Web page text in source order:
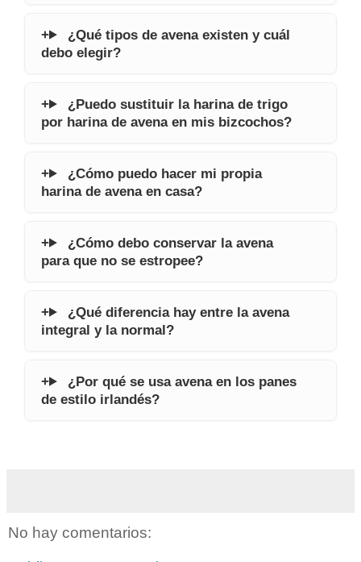
¿Qué tipos de avena existen y cuál
debo elegir?
¿Puedo sustituir la harina de trigo
por harina de avena en mis bizcochos?
¿Cómo puedo hacer mi propia
harina de avena en casa?
¿Cómo debo conservar la avena
para que no se estropee?
¿Qué diferencia hay entre la avena
integral y la normal?
¿Por qué se usa avena en los panes
de estilo irlandés?
No hay comentarios: